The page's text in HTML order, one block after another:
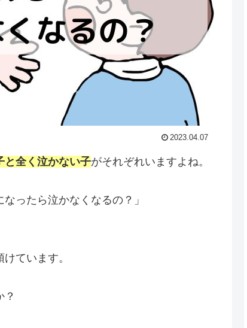
2023.04.07
と全く泣かない子がそれぞれいますよね。
ったら泣かなくなるの？」
ています。